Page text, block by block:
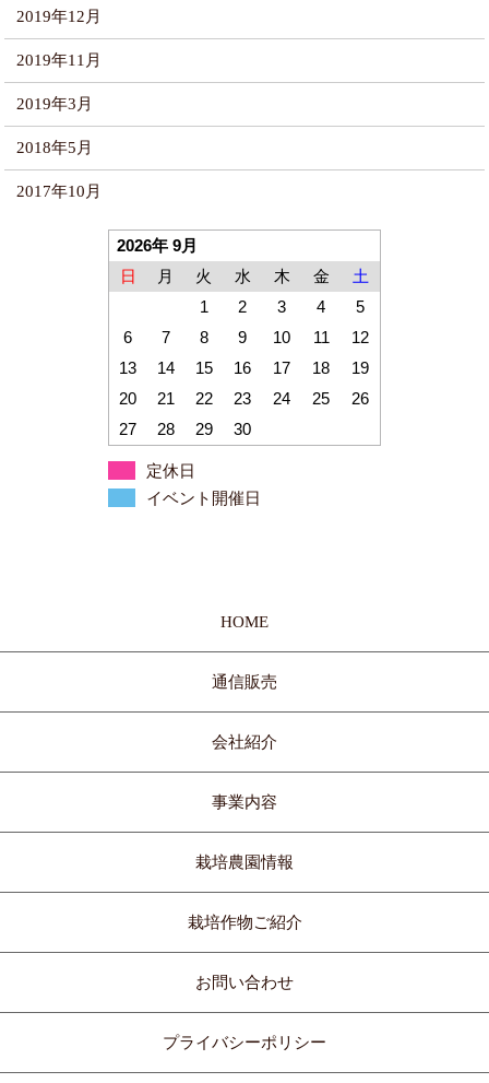
2019年12月
2019年11月
2019年3月
2018年5月
2017年10月
2026年 9月
日
月 火 水 木 金
土
1
2 3 4
5
6
7 8 9 10 11
12
13
14 15 16 17 18
19
20
21 22 23 24 25
26
27
28 29 30
定休日
イベント開催日
HOME
通信販売
会社紹介
事業内容
栽培農園情報
栽培作物ご紹介
お問い合わせ
プライバシーポリシー